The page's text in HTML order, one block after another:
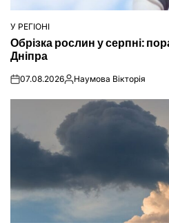
ОПУБЛІКУВАТИ
У
У РЕГІОНІ
Обрізка рослин у серпні:
Дніпра
on07.08.2026Опубліковано
Наумова Вікторія